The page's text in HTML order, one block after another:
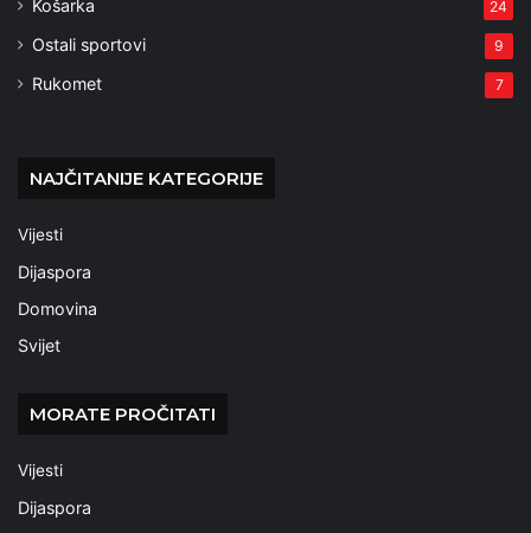
Košarka 24
Ostali sportovi 9
Rukomet 7
NAJČITANIJE KATEGORIJE
Vijesti
Dijaspora
Domovina
Svijet
MORATE PROČITATI
Vijesti
Dijaspora